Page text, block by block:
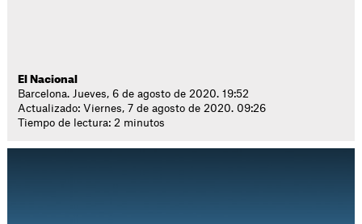
El Nacional
Barcelona. Jueves, 6 de agosto de 2020. 19:52
Actualizado: Viernes, 7 de agosto de 2020. 09:26
Tiempo de lectura: 2 minutos